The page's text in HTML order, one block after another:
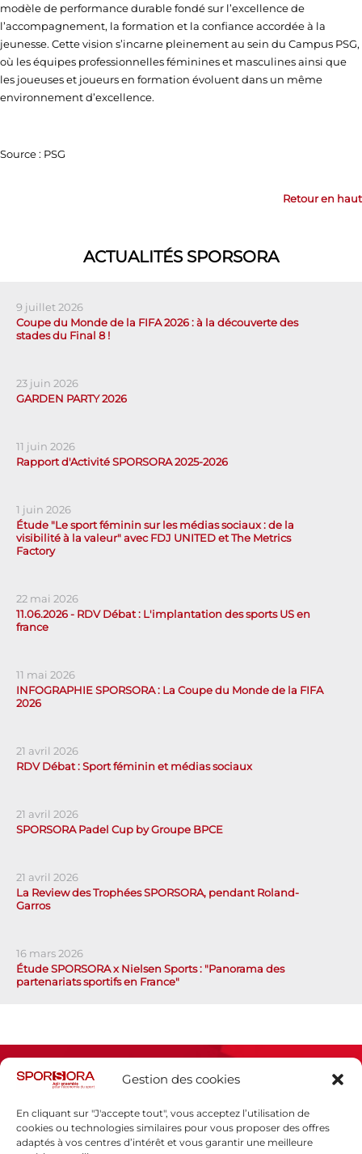
Gestion des cookies
En cliquant sur "J'accepte tout", vous acceptez l’utilisation de
cookies ou technologies similaires pour vous proposer des offres
adaptés à vos centres d’intérêt et vous garantir une meilleure
modèle de performance durable fondé sur l’excellence de
l’accompagnement, la formation et la confiance accordée à la
jeunesse. Cette vision s’incarne pleinement au sein du Campus PSG,
où les équipes professionnelles féminines et masculines ainsi que
les joueuses et joueurs en formation évoluent dans un même
environnement d’excellence.
Source : PSG
Retour en haut
ACTUALITÉS SPORSORA
9 juillet 2026
Coupe du Monde de la FIFA 2026 : à la découverte des
stades du Final 8 !
23 juin 2026
GARDEN PARTY 2026
11 juin 2026
Rapport d'Activité SPORSORA 2025-2026
1 juin 2026
Étude "Le sport féminin sur les médias sociaux : de la
visibilité à la valeur" avec FDJ UNITED et The Metrics
Factory
22 mai 2026
11.06.2026 - RDV Débat : L'implantation des sports US en
france
11 mai 2026
INFOGRAPHIE SPORSORA : La Coupe du Monde de la FIFA
2026
21 avril 2026
RDV Débat : Sport féminin et médias sociaux
21 avril 2026
SPORSORA Padel Cup by Groupe BPCE
21 avril 2026
La Review des Trophées SPORSORA, pendant Roland-
Garros
16 mars 2026
Étude SPORSORA x Nielsen Sports : "Panorama des
partenariats sportifs en France"
Espace presse